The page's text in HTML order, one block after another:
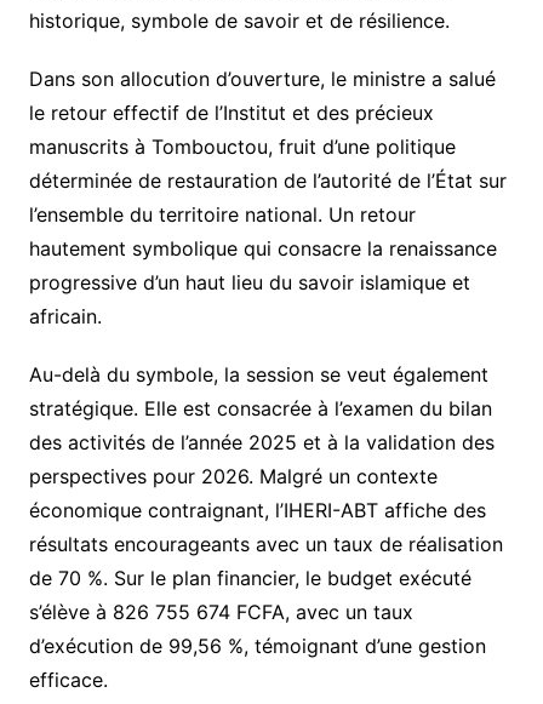
historique, symbole de savoir et de résilience.
Dans son allocution d’ouverture, le ministre a salué
le retour effectif de l’Institut et des précieux
manuscrits à Tombouctou, fruit d’une politique
déterminée de restauration de l’autorité de l’État sur
l’ensemble du territoire national. Un retour
hautement symbolique qui consacre la renaissance
progressive d’un haut lieu du savoir islamique et
africain.
Au-delà du symbole, la session se veut également
stratégique. Elle est consacrée à l’examen du bilan
des activités de l’année 2025 et à la validation des
perspectives pour 2026. Malgré un contexte
économique contraignant, l’IHERI-ABT affiche des
résultats encourageants avec un taux de réalisation
de 70 %. Sur le plan financier, le budget exécuté
s’élève à 826 755 674 FCFA, avec un taux
d’exécution de 99,56 %, témoignant d’une gestion
efficace.